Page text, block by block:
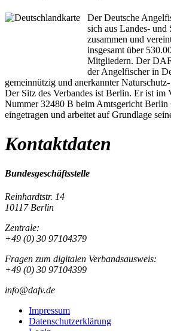
Der Deutsche
sich aus Landes- und
zusammen und
insgesamt über
Mitgliedern. Der
der Angelfischer in
gemeinnützig und anerkannter
Der Sitz des Verbandes ist Berlin. Er ist im
Nummer 32480 B beim Amtsgericht Berlin
eingetragen und arbeitet auf Grundlage
Kontaktdaten
Bundesgeschäftsstelle
Reinhardtstr. 14
10117 Berlin
Zentrale:
+49 (0) 30 97104379
Fragen zum digitalen Verbandsausweis:
+49 (0) 30 97104399
info@dafv.de
Impressum
Datenschutzerklärung